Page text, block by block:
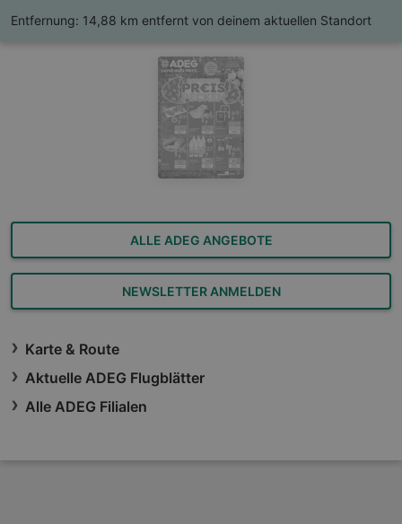
Entfernung: 14,88 km entfernt von deinem aktuellen Standort
ALLE ADEG ANGEBOTE
NEWSLETTER ANMELDEN
Karte & Route
Aktuelle ADEG Flugblätter
Alle ADEG Filialen